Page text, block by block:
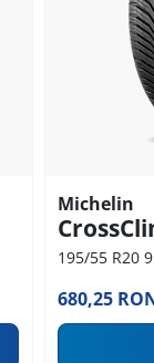
Michelin
195/55 R20
680,25